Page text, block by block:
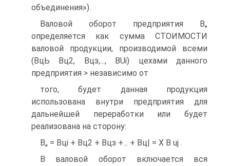
объединения»).
Валовой оборот предприятия В„
определяется как сумма СТОИМОСТИ
валовой продукции, производимой всеми
(ВцЬ Вц2, Вцз,..., BUi) цехами данного
предприятия > независимо от
того, будет данная продукция
использована внутри предприятия для
дальнейшей переработки или будет
реализована на сторону:
В„ = Вці + Вц2 + Вцз +... + Вц| = X В uj .
В валовой оборот включается вся